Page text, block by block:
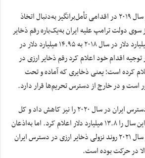
صندوق بین‌المللی پول از سال ۲۰۱۹ در اقدامی تأمل‌برانگیز به‌دنبال اتخاذ
دولت ترامپ علیه ایران به‌یک‌باره رقم ذخایر
ارزی ایران را از ۱۲۲.۴۷ میلیارد دلار در سال ۲۰۱۸ به ۱۴.۹۵ میلیارد دلار در
و در توجیه اقدام خود اعلام کرد رقم ذخایر ارزی در
کرده است؛ یعنی ذخایری که آماده و تحت
است و در خارج از دسترس تحریم‌ها قرار دارد.
این نهاد، ذخایر ارزیِ در دسترس ایران در سال ۲۰۲۰ را نیز کاهش داد و کل
ارز در دسترس ایران طی این سال را ۱۳.۸ میلیارد دلار اعلام کرد. اما به‌اذعان
صندوق بین‌المللی پول از سال ۲۰۲۱ روند نزولی ذخایر ارزی در دسترس ایران
در حرکت بوده است.